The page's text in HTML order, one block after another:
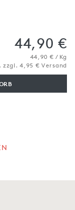
44,90 €
44,90 € / Kg
zzgl. 4,95 € Versand